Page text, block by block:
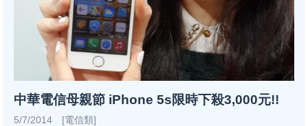
中華電信母親節 iPhone 5s限時下殺3,000元!!
5/7/2014 [電信類]